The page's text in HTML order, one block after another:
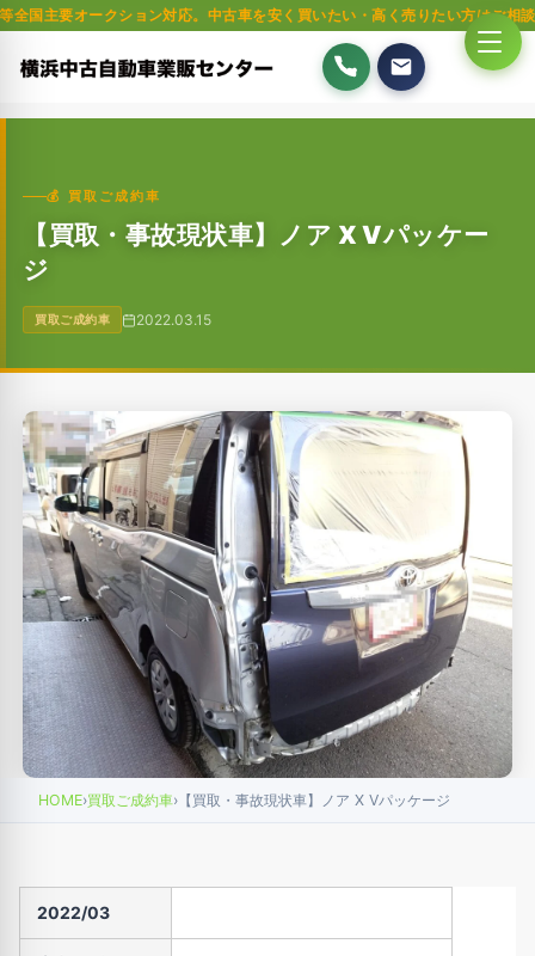
ション対応。中古車を安く買いたい・高く売りたい方はご相談ください。
💰 買取ご成約車
【買取・事故現状車】ノア X Vパッケー
ジ
買取ご成約車 2022.03.15
HOME›買取ご成約車› 【買取・事故現状車】ノア X Vパッケージ
2022/03